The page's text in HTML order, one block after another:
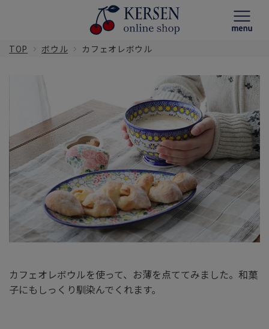
TOP ボウル カフェオレボウル
カフェオレボウルを使って、お薄を点ててみました。和菓
子にもしっくり馴染んでくれます。